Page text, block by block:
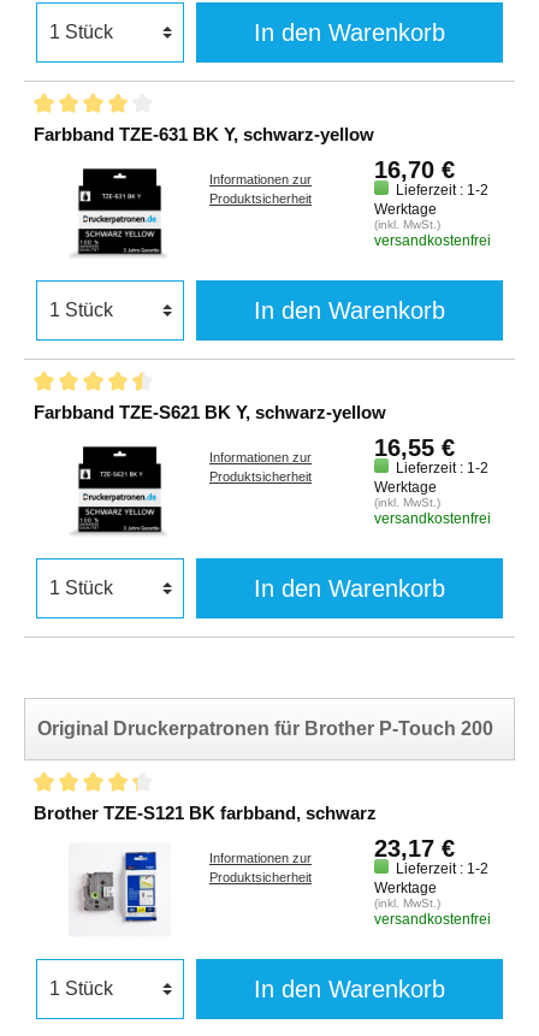
In den Warenkorb
Farbband TZE-631 BK Y, schwarz-yellow
Informationen zur
Produktsicherheit
16,70 €
Lieferzeit : 1-2
Werktage
(inkl. MwSt.)
versandkostenfrei
In den Warenkorb
Farbband TZE-S621 BK Y, schwarz-yellow
Informationen zur
Produktsicherheit
16,55 €
Lieferzeit : 1-2
Werktage
(inkl. MwSt.)
versandkostenfrei
In den Warenkorb
Original Druckerpatronen für Brother P-Touch 200
Brother TZE-S121 BK farbband, schwarz
Informationen zur
Produktsicherheit
23,17 €
Lieferzeit : 1-2
Werktage
(inkl. MwSt.)
versandkostenfrei
In den Warenkorb